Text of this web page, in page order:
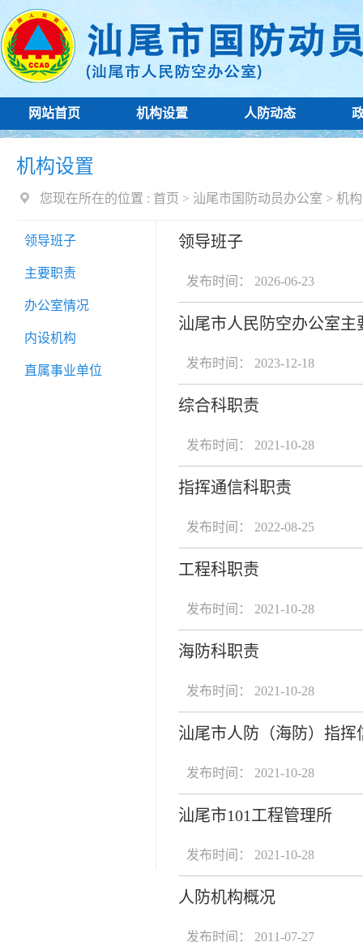
网站首页 机构设置 人防动态
机构设置
您现在所在的位置 : 首页 > 汕尾市国防动员办公室 > 机
领导班子
主要职责
办公室情况
内设机构
直属事业单位
领导班子
发布时间： 2026-06-23
汕尾市人民防空办公室主
发布时间： 2023-12-18
综合科职责
发布时间： 2021-10-28
指挥通信科职责
发布时间： 2022-08-25
工程科职责
发布时间： 2021-10-28
海防科职责
发布时间： 2021-10-28
汕尾市人防（海防）指挥
发布时间： 2021-10-28
汕尾市101工程管理所
发布时间： 2021-10-28
人防机构概况
发布时间： 2011-07-27